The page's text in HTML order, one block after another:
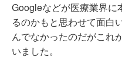
Googleなどが医療業界に
るのかもと思わせて面白
んでなかったのだがこれ
いました。